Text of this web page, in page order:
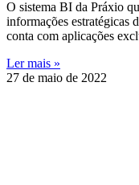
O sistema BI da Práxio
informações estratégicas
conta com aplicações
Ler mais »
27 de maio de 2022